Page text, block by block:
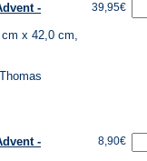
-
x 42,0 cm,
39,95€
-
8,90€